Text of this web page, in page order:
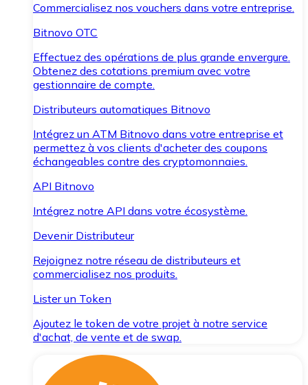
Commercialisez nos vouchers dans votre entreprise.
Bitnovo OTC
Effectuez des opérations de plus grande envergure.
Obtenez des cotations premium avec votre
gestionnaire de compte.
Distributeurs automatiques Bitnovo
Intégrez un ATM Bitnovo dans votre entreprise et
permettez à vos clients d'acheter des coupons
échangeables contre des cryptomonnaies.
API Bitnovo
Intégrez notre API dans votre écosystème.
Devenir Distributeur
Rejoignez notre réseau de distributeurs et
commercialisez nos produits.
Lister un Token
Ajoutez le token de votre projet à notre service
d'achat, de vente et de swap.